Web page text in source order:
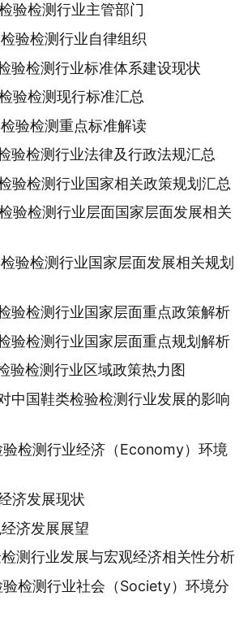
验检测行业主管部门
检验检测行业自律组织
验检测行业标准体系建设现状
验检测现行标准汇总
检验检测重点标准解读
验检测行业法律及行政法规汇总
验检测行业国家相关政策规划汇总
检验检测行业层面国家层面发展相关
检验检测行业国家层面发展相关规划
验检测行业国家层面重点政策解析
验检测行业国家层面重点规划解析
验检测行业区域政策热力图
中国鞋类检验检测行业发展的影响
检测行业经济（Economy）环境
济发展现状
济发展展望
测行业发展与宏观经济相关性分析
检测行业社会（Society）环境分